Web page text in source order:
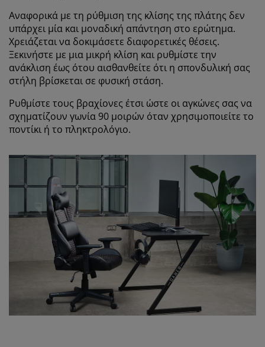
Αναφορικά με τη ρύθμιση της κλίσης της πλάτης δεν
υπάρχει μία και μοναδική απάντηση στο ερώτημα.
Χρειάζεται να δοκιμάσετε διαφορετικές θέσεις.
Ξεκινήστε με μια μικρή κλίση και ρυθμίστε την
ανάκλιση έως ότου αισθανθείτε ότι η σπονδυλική σας
στήλη βρίσκεται σε φυσική στάση.
Ρυθμίστε τους βραχίονες έτσι ώστε οι αγκώνες σας να
σχηματίζουν γωνία 90 μοιρών όταν χρησιμοποιείτε το
ποντίκι ή το πληκτρολόγιο.